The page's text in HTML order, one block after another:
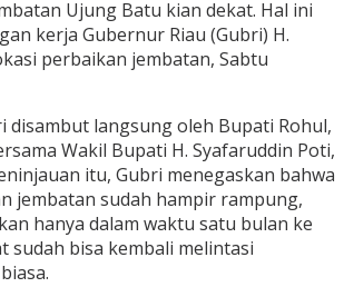
Ujung Batu kian dekat. Hal ini
kerja Gubernur Riau (Gubri) H.
perbaikan jembatan, Sabtu
disambut langsung oleh Bupati Rohul,
Wakil Bupati H. Syafaruddin Poti,
itu, Gubri menegaskan bahwa
jembatan sudah hampir rampung,
hanya dalam waktu satu bulan ke
sudah bisa kembali melintasi